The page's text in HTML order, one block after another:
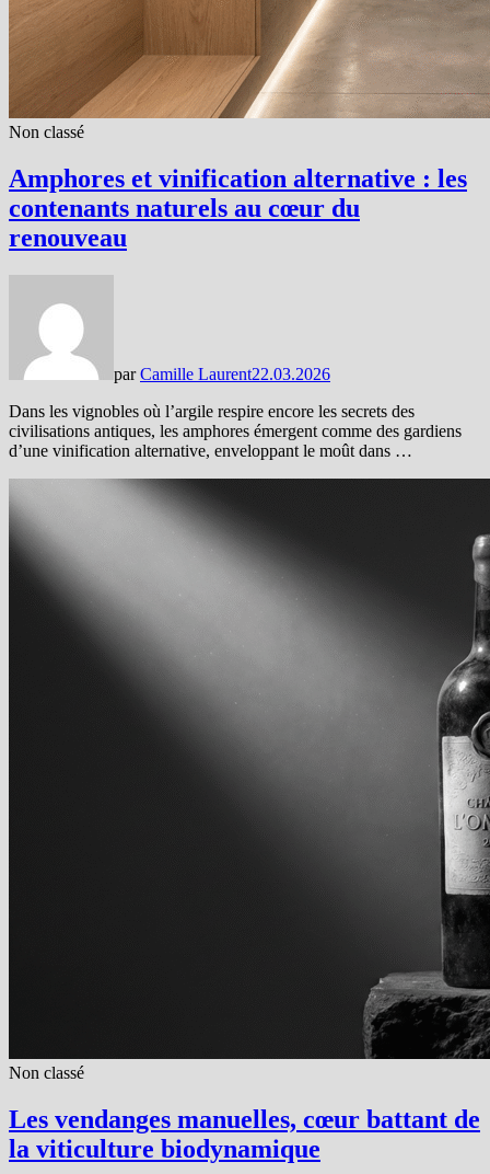
Non classé
Amphores et vinification alternative : les
contenants naturels au cœur du
renouveau
parCamille Laurent22.03.2026
Dans les vignobles où l’argile respire encore les secrets des
civilisations antiques, les amphores émergent comme des gardiens
d’une vinification alternative, enveloppant le moût dans …
Non classé
Les vendanges manuelles, cœur battant de
la viticulture biodynamique